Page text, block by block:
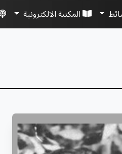
المكتبة الالكترونية